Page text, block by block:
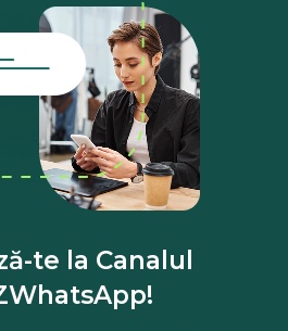
te la Canalul